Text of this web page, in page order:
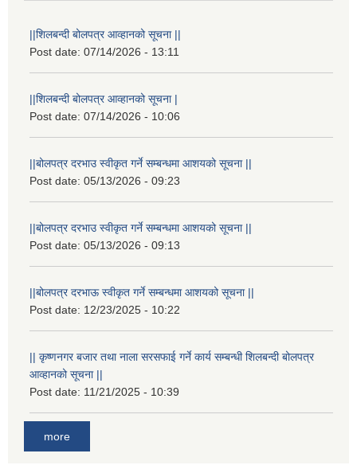
||शिलबन्दी बोलपत्र आव्हानको सूचना ||
Post date: 07/14/2026 - 13:11
||शिलबन्दी बोलपत्र आव्हानको सूचना |
Post date: 07/14/2026 - 10:06
||बोलपत्र दरभाउ स्वीकृत गर्ने सम्बन्धमा आशयको सूचना ||
Post date: 05/13/2026 - 09:23
||बोलपत्र दरभाउ स्वीकृत गर्ने सम्बन्धमा आशयको सूचना ||
Post date: 05/13/2026 - 09:13
||बोलपत्र दरभाऊ स्वीकृत गर्ने सम्बन्धमा आशयको सूचना ||
Post date: 12/23/2025 - 10:22
|| कृष्णनगर बजार तथा नाला सरसफाई गर्ने कार्य सम्बन्धी शिलबन्दी बोलपत्र
आव्हानको सूचना ||
Post date: 11/21/2025 - 10:39
more